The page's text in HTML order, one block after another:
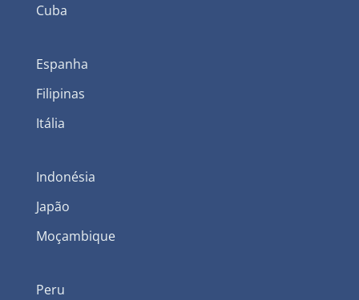
Cuba
Espanha
Filipinas
Itália
Indonésia
Japão
Moçambique
Peru